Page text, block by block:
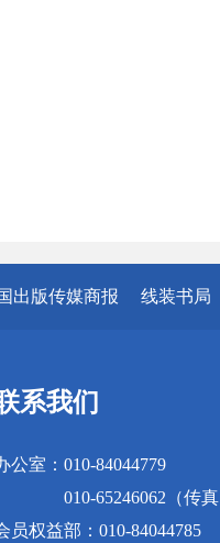
出版传媒商报 线装书局
系我们
公室：010-84044779
010-65246062（传真
员权益部：010-84044785